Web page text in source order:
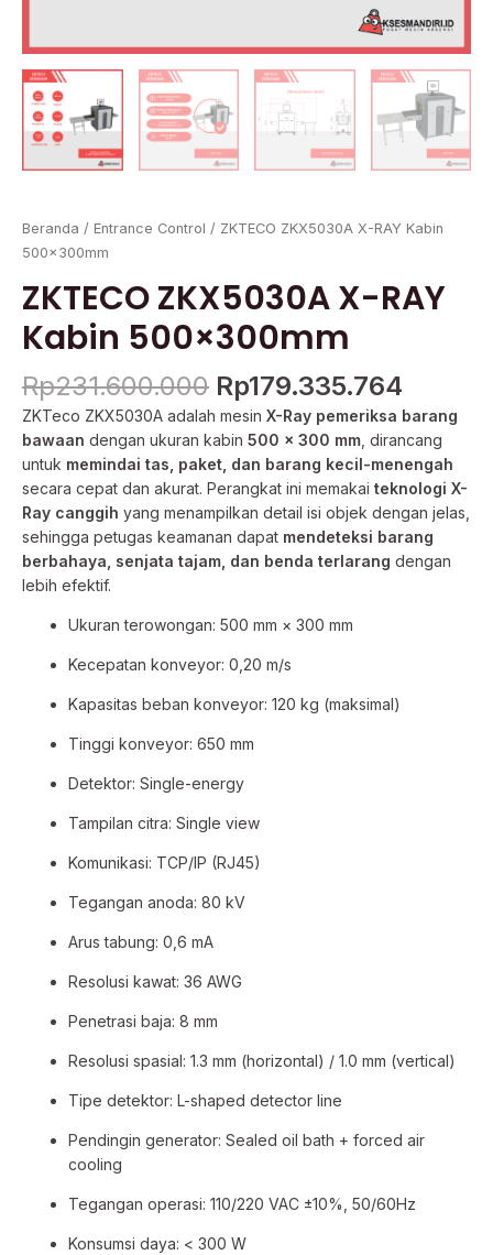
Beranda / Entrance Control / ZKTECO ZKX5030A X-RAY Kabin
500×300mm
ZKTECO ZKX5030A X-RAY
Kabin 500×300mm
Rp231.600.000 Rp179.335.764
ZKTeco ZKX5030A adalah mesin X-Ray pemeriksa barang
bawaan dengan ukuran kabin 500 × 300 mm , dirancang
untuk memindai tas, paket, dan barang kecil-menengah
secara cepat dan akurat. Perangkat ini memakai teknologi X-
Ray canggih yang menampilkan detail isi objek dengan jelas,
sehingga petugas keamanan dapat mendeteksi barang
berbahaya, senjata tajam, dan benda terlarang dengan
lebih efektif.
Ukuran terowongan: 500 mm × 300 mm
Kecepatan konveyor: 0,20 m/s
Kapasitas beban konveyor: 120 kg (maksimal)
Tinggi konveyor: 650 mm
Detektor: Single-energy
Tampilan citra: Single view
Komunikasi: TCP/IP (RJ45)
Tegangan anoda: 80 kV
Arus tabung: 0,6 mA
Resolusi kawat: 36 AWG
Penetrasi baja: 8 mm
Resolusi spasial: 1.3 mm (horizontal) / 1.0 mm (vertical)
Tipe detektor: L-shaped detector line
Pendingin generator: Sealed oil bath + forced air
cooling
Tegangan operasi: 110/220 VAC ±10%, 50/60Hz
Konsumsi daya: < 300 W